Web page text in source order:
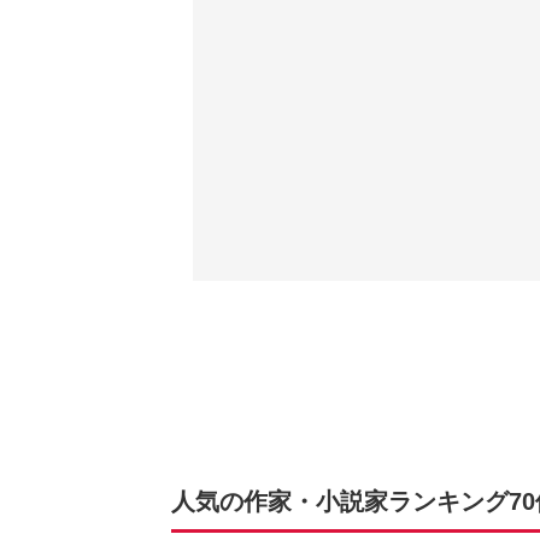
人気の作家・小説家ランキング70